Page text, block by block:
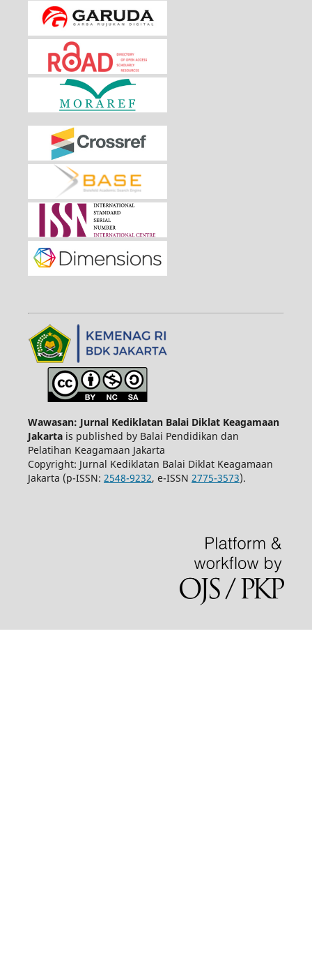
Wawasan: Jurnal Kediklatan Balai Diklat Keagamaan
Jakartais published by Balai Pendidikan dan
Pelatihan Keagamaan Jakarta
Copyright: Jurnal Kediklatan Balai Diklat Keagamaan
Jakarta (p-ISSN: 2548-9232, e-ISSN 2775-3573).